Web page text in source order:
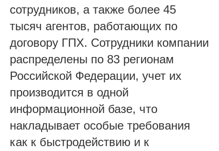
сотрудников, а также более 45
тысяч агентов, работающих по
договору ГПХ. Сотрудники компании
распределены по 83 регионам
Российской Федерации, учет их
производится в одной
информационной базе, что
накладывает особые требования
как к быстродействию и к